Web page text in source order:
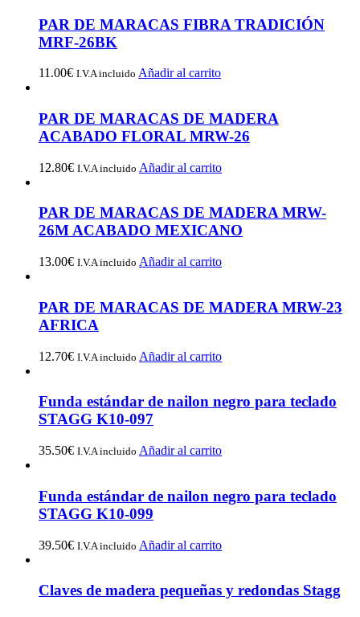
PAR DE MARACAS FIBRA TRADICIÓN
MRF-26BK
11.00€ I.V.A incluido Añadir al carrito
PAR DE MARACAS DE MADERA
ACABADO FLORAL MRW-26
12.80€ I.V.A incluido Añadir al carrito
PAR DE MARACAS DE MADERA MRW-
26M ACABADO MEXICANO
13.00€ I.V.A incluido Añadir al carrito
PAR DE MARACAS DE MADERA MRW-23
AFRICA
12.70€ I.V.A incluido Añadir al carrito
Funda estándar de nailon negro para teclado
STAGG K10-097
35.50€ I.V.A incluido Añadir al carrito
Funda estándar de nailon negro para teclado
STAGG K10-099
39.50€ I.V.A incluido Añadir al carrito
Claves de madera pequeñas y redondas Stagg